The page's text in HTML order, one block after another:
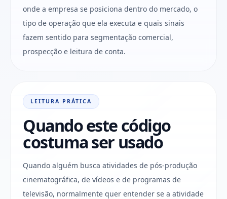
onde a empresa se posiciona dentro do mercado, o
tipo de operação que ela executa e quais sinais
fazem sentido para segmentação comercial,
prospecção e leitura de conta.
LEITURA PRÁTICA
Quando este código
costuma ser usado
Quando alguém busca atividades de pós-produção
cinematográfica, de vídeos e de programas de
televisão, normalmente quer entender se a atividade